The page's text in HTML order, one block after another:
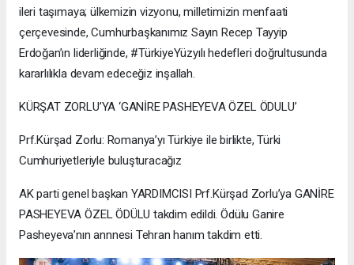
ileri taşımaya; ülkemizin vizyonu, milletimizin menfaati
çerçevesinde, Cumhurbaşkanımız Sayın Recep Tayyip
Erdoğan’ın liderliğinde, #TürkiyeYüzyılı hedefleri doğrultusunda
kararlılıkla devam edeceğiz inşallah.
KÜRŞAT ZORLU’YA ‘GANİRE PASHEYEVA ÖZEL ÖDULU’
Prf.Kürşad Zorlu: Romanya’yı Türkiye ile birlikte, Türki
Cumhuriyetleriyle buluşturacağız
AK parti genel başkan YARDIMCISI Prf.Kürşad Zorlu’ya GANİRE
PASHEYEVA ÖZEL ÖDÜLU takdim edildi. Ödülu Ganire
Pasheyeva’nın annnesi Tehran hanım takdim etti.